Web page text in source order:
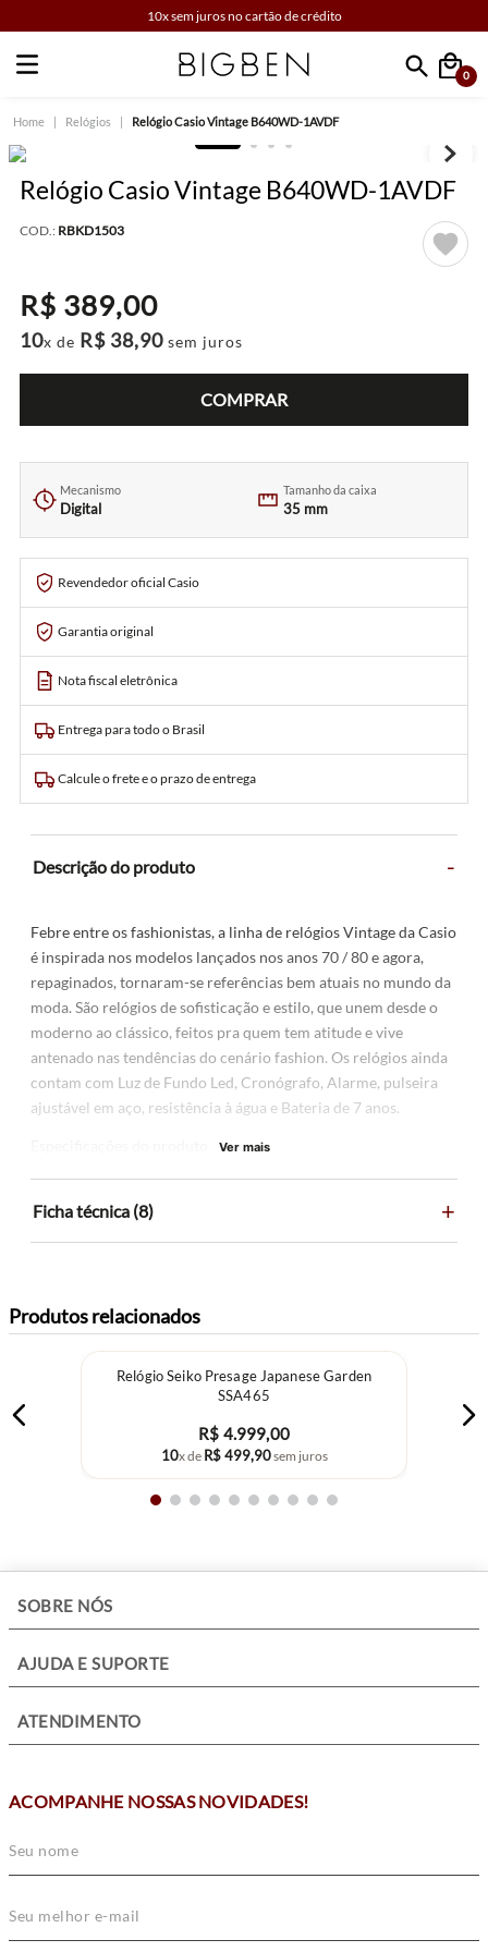
10x sem juros no cartão de crédito
Faça sua busca
0
Relógios Relógio Casio Vintage B640WD-1AVDF
Relógio Casio Vintage B640WD-1AVDF
COD.: RBKD1503
R$ 389,00
10x de R$ 38,90 sem juros
COMPRAR
Mecanismo
Digital
Tamanho da caixa
35 mm
Revendedor oficial Casio
Garantia original
Nota fiscal eletrônica
Entrega para todo o Brasil
Calcule o frete e o prazo de entrega
Descrição do produto -
Febre entre os fashionistas, a linha de relógios Vintage da Casio
é inspirada nos modelos lançados nos anos 70 / 80 e agora,
repaginados, tornaram-se referências bem atuais no mundo da
moda. São relógios de sofisticação e estilo, que unem desde o
moderno ao clássico, feitos pra quem tem atitude e vive
antenado nas tendências do cenário fashion. Os relógios ainda
contam com Luz de Fundo Led, Cronógrafo, Alarme, pulseira
ajustável em aço, resistência à água e Bateria de 7 anos.
Cristal: Vidro, Resina
Tipo de mostrador: Digital
Largura da pulseira: 20 milímetros
Cor da pulseira: Prateado
Cor do mostrador: Cinza
Resistência à água 50 Metros
Ver mais
Ficha técnica (8) +
Produtos relacionados
Relógio Seiko Presage Japanese Garden
SSA465
R$ 4.999,00
10x de R$ 499,90sem juros
SOBRE NÓS
AJUDA E SUPORTE
ATENDIMENTO
ACOMPANHE NOSSAS NOVIDADES!